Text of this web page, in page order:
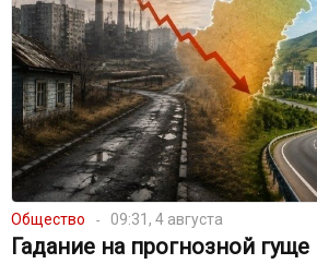
Общество 09:31, 4 августа
Гадание на прогнозной гуще